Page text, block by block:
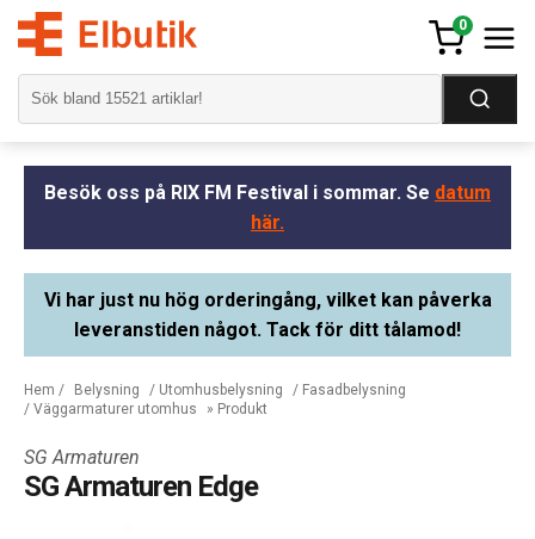
0
Besök oss på RIX FM Festival i sommar. Se datum
här.
Vi har just nu hög orderingång, vilket kan påverka
leveranstiden något. Tack för ditt tålamod!
Hem / Belysning / Utomhusbelysning / Fasadbelysning
/ Väggarmaturer utomhus » Produkt
SG Armaturen
SG Armaturen Edge